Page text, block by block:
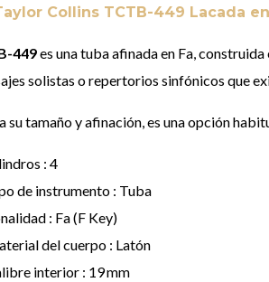
Collins TCTB-449 Lacada
449es una tuba afinada en Fa,
solistas o repertorios sinfónicos que
su tamaño y afinación, es una opción
: 4
de instrumento : Tuba
: Fa (F Key)
del cuerpo : Latón
interior : 19 mm